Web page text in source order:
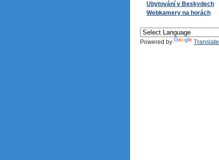
Ubytování v Beskydech
Webkamery na horách
Powered by Translate